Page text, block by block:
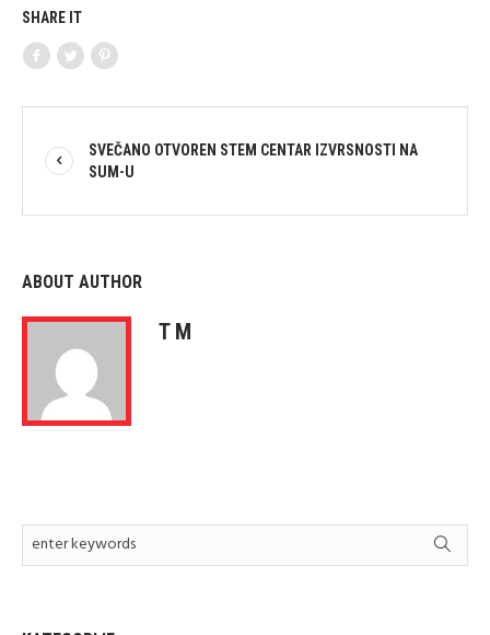
SHARE IT
SVEČANO OTVOREN STEM CENTAR IZVRSNOSTI NA
SUM-U
ABOUT AUTHOR
T M